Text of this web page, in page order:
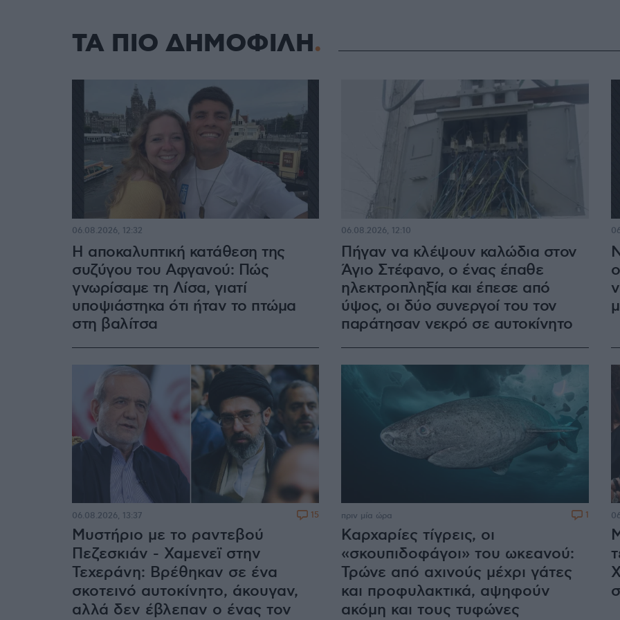
ΤΑ ΠΙΟ ΔΗΜΟΦΙΛΗ
Η αποκαλυπτική κατάθεση της
συζύγου του Αφγανού: Πώς
γνωρίσαμε τη Λίσα, γιατί
υποψιάστηκα ότι ήταν το πτώμα
στη βαλίτσα
06.08.2026, 12:32
Πήγαν να κλέψουν καλώδια στον
Άγιο Στέφανο, ο ένας έπαθε
ηλεκτροπληξία και έπεσε από
ύψος, οι δύο συνεργοί του τον
παράτησαν νεκρό σε αυτοκίνητο
06.08.2026, 12:10
Μυστήριο με το ραντεβού
Πεζεσκιάν - Χαμενεϊ στην
Τεχεράνη: Βρέθηκαν σε ένα
σκοτεινό αυτοκίνητο, άκουγαν,
αλλά δεν έβλεπαν ο ένας τον
06.08.2026, 13:37 15
Καρχαρίες τίγρεις, οι
«σκουπιδοφάγοι» του ωκεανού:
Τρώνε από αχινούς μέχρι γάτες
και προφυλακτικά, αψηφούν
ακόμη και τους τυφώνες
πριν μία ώρα 1